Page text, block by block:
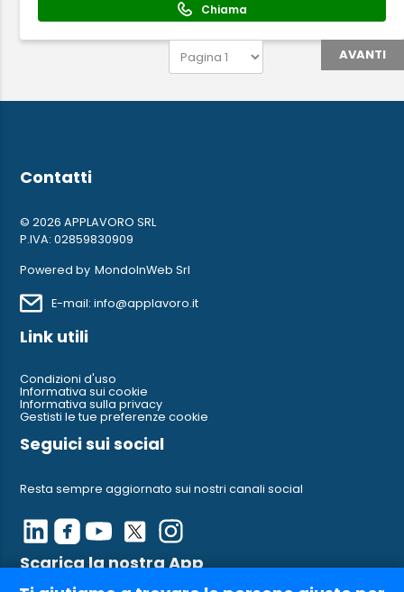
Chiama
AVANTI
Contatti
© 2026 APPLAVORO SRL
P.IVA: 02859830909
Powered by MondoInWeb Srl
E-mail: info@applavoro.it
Link utili
Condizioni d'uso
Informativa sui cookie
Informativa sulla privacy
Gestisti le tue preferenze cookie
Seguici sui social
Resta sempre aggiornato sui nostri canali social
Scarica la nostra App